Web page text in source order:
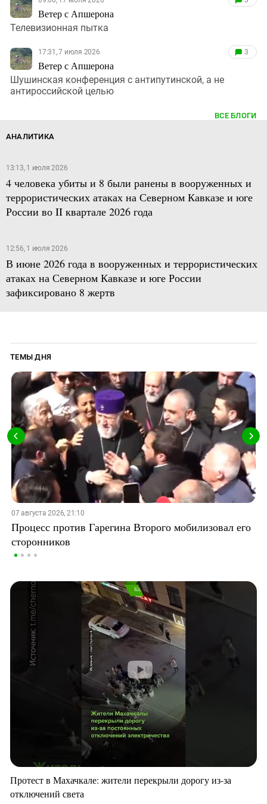
Ветер с Апшерона
Телевизионная пытка
17:31, 7 июля 2026
Ветер с Апшерона
3
Шушинская конференция с антипутинской, а не
антироссийской целью
ВСЕ БЛОГИ
АНАЛИТИКА
13:13, 1 июля 2026
4 человека убиты и 8 были ранены в вооруженных и
террористических атаках на Северном Кавказе и юге
России во II квартале 2026 года
12:56, 1 июля 2026
В июне 2026 года в вооруженных и террористических
атаках на Северном Кавказе и юге России
зафиксировано 8 жертв
ТЕМЫ ДНЯ
07 августа 2026, 21:10
Процесс против Гарегина Второго мобилизовал его
сторонников
Протест в Махачкале: жители перекрыли дорогу из-за
отключений света